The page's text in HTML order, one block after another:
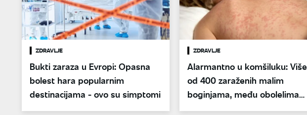
ZDRAVLJE
Bukti zaraza u Evropi: Opasna
bolest hara popularnim
destinacijama - ovo su simptomi
ZDRAVLJE
Alarmantno u komšiluku: Više
od 400 zaraženih malim
boginjama, među obolelima
najviše dece